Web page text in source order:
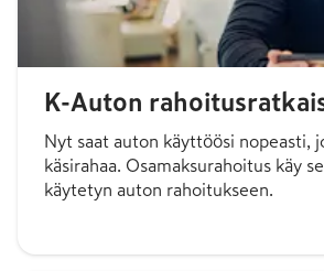
K-Auton
Nyt saat auton käyttöösi nopeasti,
käsirahaa. Osamaksurahoitus käy
käytetyn auton rahoitukseen.